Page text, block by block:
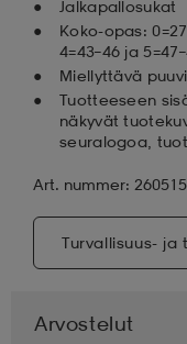
Jalkapallosukat
Koko-opas:
4=43–46 ja
Miellyttävä
Tuotteeseen
näkyvät
seuralogoa,
Art. nummer:
Turvallisuus-
Arvostelut